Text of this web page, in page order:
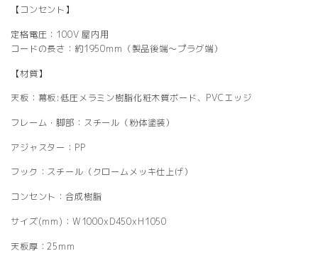
【コンセント】
定格電圧：100V 屋内用
コードの長さ：約1950mm（製品後端～プラグ端）
【材質】
天板：幕板:低圧メラミン樹脂化粧木質ボード、PVCエッジ
フレーム・脚部：スチール（粉体塗装）
アジャスター：PP
フック：スチール（クロームメッキ仕上げ）
コンセント：合成樹脂
サイズ(mm)：W1000xD450xH1050
天板厚：25mm